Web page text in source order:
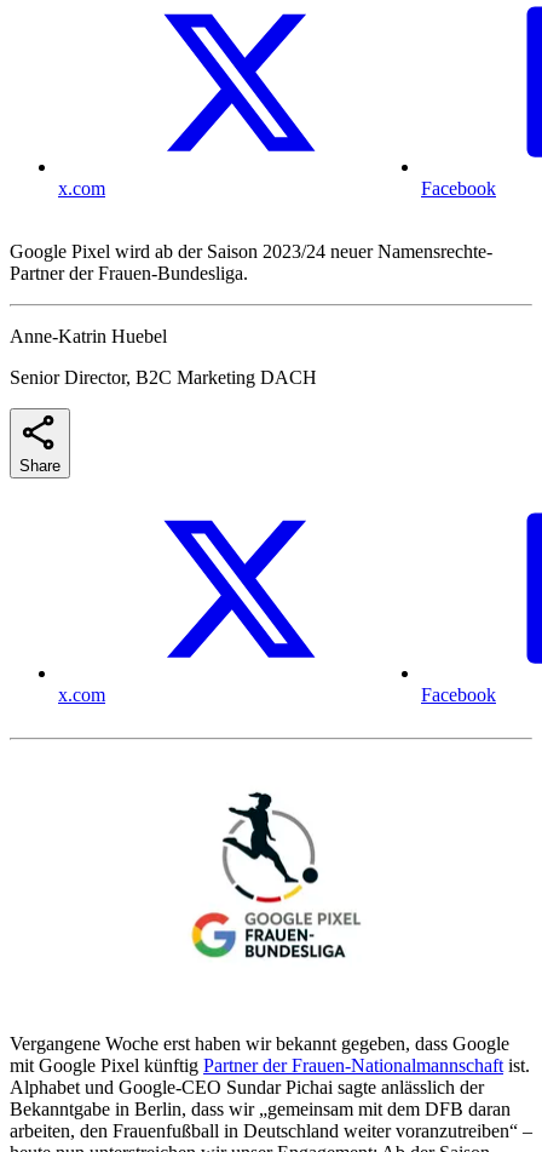
x.com Facebook
Google Pixel wird ab der Saison 2023/24 neuer Namensrechte-
Partner der Frauen-Bundesliga.
Anne-Katrin Huebel
Senior Director, B2C Marketing DACH
Share
x.com Facebook
Vergangene Woche erst haben wir bekannt gegeben, dass Google
mit Google Pixel künftig Partner der Frauen-Nationalmannschaftist.
Alphabet und Google-CEO Sundar Pichai sagte anlässlich der
Bekanntgabe in Berlin, dass wir „gemeinsam mit dem DFB daran
arbeiten, den Frauenfußball in Deutschland weiter voranzutreiben“ –